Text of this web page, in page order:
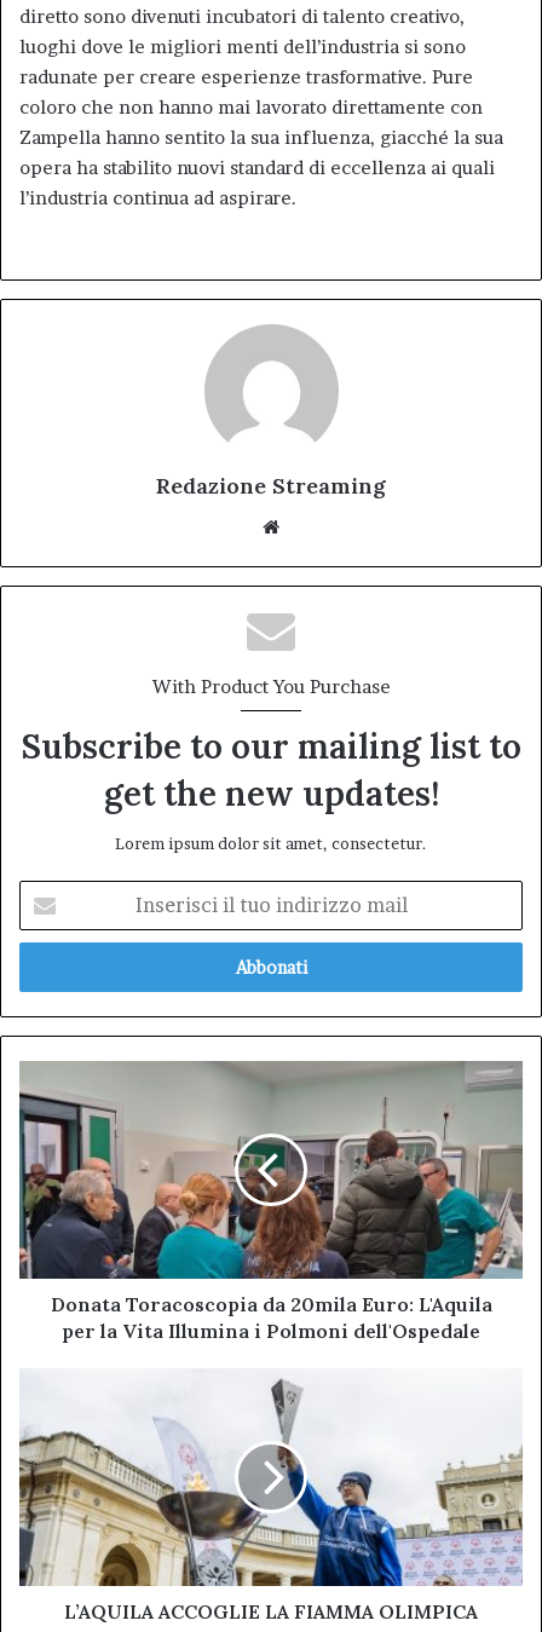
diretto sono divenuti incubatori di talento creativo,
luoghi dove le migliori menti dell’industria si sono
radunate per creare esperienze trasformative. Pure
coloro che non hanno mai lavorato direttamente con
Zampella hanno sentito la sua influenza, giacché la sua
opera ha stabilito nuovi standard di eccellenza ai quali
l’industria continua ad aspirare.
Redazione Streaming
With Product You Purchase
Subscribe to our mailing list to
get the new updates!
Lorem ipsum dolor sit amet, consectetur.
tuo
mail
Toracoscopia
da
20mila
Euro:
L'Aquila
per
la
Vita
IlluminaDonata Toracoscopia da 20mila Euro: L'Aquila
per la Vita Illumina i Polmoni dell'Ospedale
LA
FIAMMA
OLIMPICA
L’AQUILA ACCOGLIE LA FIAMMA OLIMPICA